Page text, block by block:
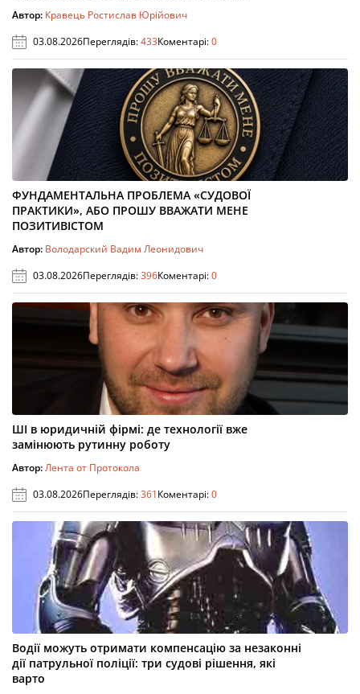
Автор: Кравець Ростислав Юрійович
03.08.2026Переглядів:433Коментарі:0
ФУНДАМЕНТАЛЬНА ПРОБЛЕМА «СУДОВОЇ
ПРАКТИКИ», АБО ПРОШУ ВВАЖАТИ МЕНЕ
ПОЗИТИВІСТОМ
Автор: Володарский Вадим Леонидович
03.08.2026Переглядів:396Коментарі:0
ШІ в юридичній фірмі: де технології вже
замінюють рутинну роботу
Автор:Лента от Протокола
03.08.2026Переглядів:361Коментарі:0
Водії можуть отримати компенсацію за незаконні
дії патрульної поліції: три судові рішення, які
варто